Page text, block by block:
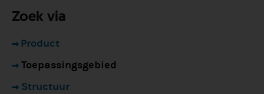
Zoek via
Product
Toepassingsgebied
Structuur